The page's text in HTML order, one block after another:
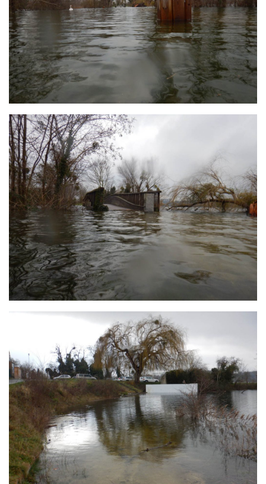
Résultats Compétitions
MATERIEL
Section Matériel
Occasions